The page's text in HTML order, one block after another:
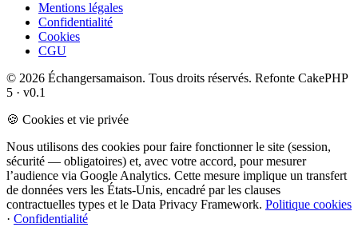
Mentions légales
Confidentialité
Cookies
CGU
© 2026 Échangersamaison. Tous droits réservés. Refonte CakePHP
5 · v0.1
🍪 Cookies et vie privée
Nous utilisons des cookies pour faire fonctionner le site (session,
sécurité — obligatoires) et, avec votre accord, pour mesurer
l’audience via Google Analytics. Cette mesure implique un transfert
de données vers les États-Unis, encadré par les clauses
contractuelles types et le Data Privacy Framework. Politique cookies
· Confidentialité